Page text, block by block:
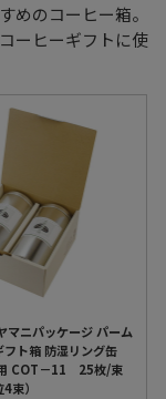
めのコーヒー箱。
ーヒーギフトに使
マニパッケージ パーム
フト箱 防湿リング缶
COT－11 25枚/束
束）